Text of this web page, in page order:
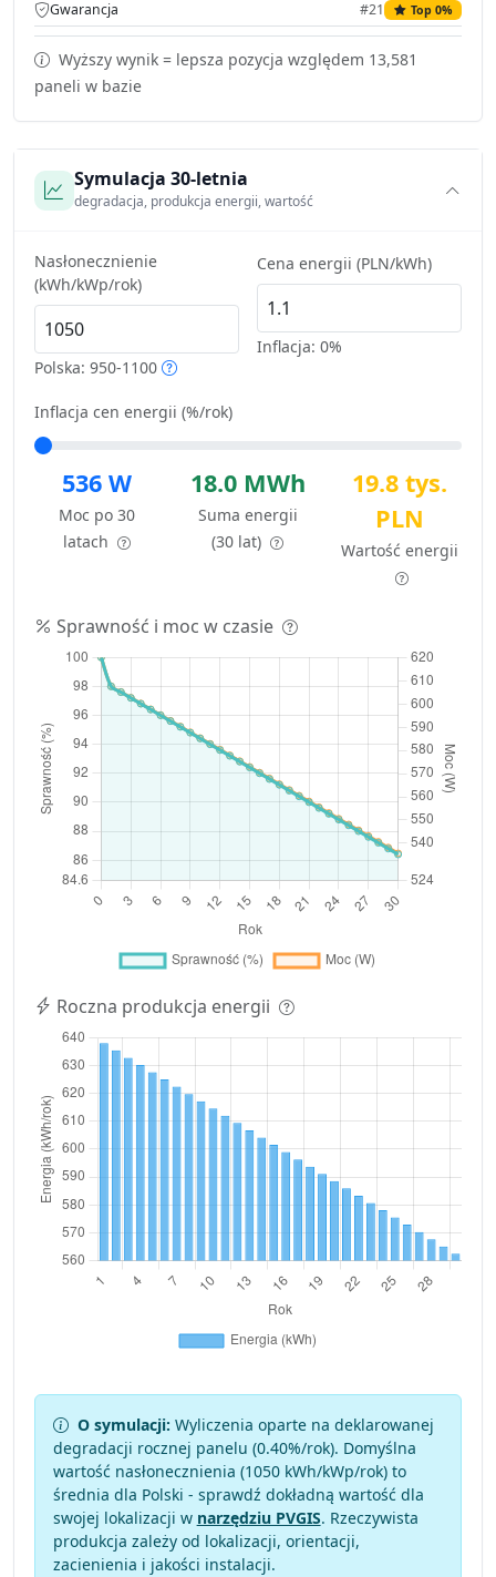
Gwarancja #21 Top 0%
Wyższy wynik = lepsza pozycja względem 13,581
paneli w bazie
Symulacja 30-letnia
degradacja, produkcja energii, wartość
Nasłonecznienie
(kWh/kWp/rok)
Polska: 950-1100
Cena energii (PLN/kWh)
Inflacja: 0%
Inflacja cen energii (%/rok)
536 W
Moc po 30
latach
18.0 MWh
Suma energii
(30 lat)
19.8 tys.
PLN
Wartość energii
Sprawność i moc w czasie
Roczna produkcja energii
O symulacji: Wyliczenia oparte na deklarowanej
degradacji rocznej panelu (0.40%/rok). Domyślna
wartość nasłonecznienia (1050 kWh/kWp/rok) to
średnia dla Polski - sprawdź dokładną wartość dla
swojej lokalizacji w narzędziu PVGIS. Rzeczywista
produkcja zależy od lokalizacji, orientacji,
zacienienia i jakości instalacji.